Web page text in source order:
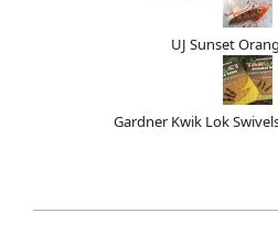
UJ Sunset
Gardner Kwik Lok